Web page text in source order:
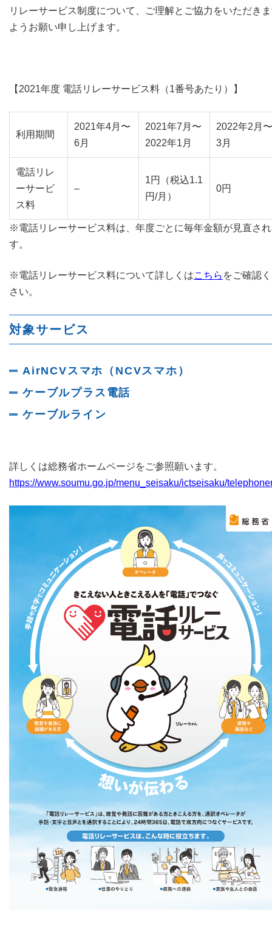
リレーサービス制度について、ご理解とご協力をいただき
ようお願い申し上げます。
【2021年度 電話リレーサービス料（1番号あたり）】
利用期間
2021年4月〜
6月
2021年7月〜
2022年1月
2022年2月〜
3月
電話リレ
ーサービ
ス料
–
1円（税込1.1
円/月）
0円
※電話リレーサービス料は、年度ごとに毎年金額が見直さ
す。
※電話リレーサービス料について詳しくはこちら をご確認
さい。
対象サービス
AirNCVスマホ（NCVスマホ）
ケーブルプラス電話
ケーブルライン
詳しくは総務省ホームページをご参照願います。
https://www.soumu.go.jp/menu_seisaku/ictseisaku/